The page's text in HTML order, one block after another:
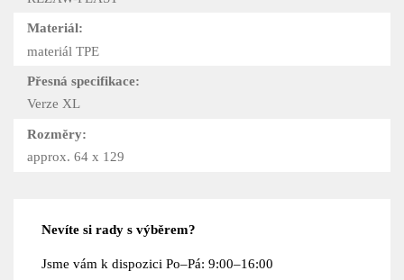
Materiál:
materiál TPE
Přesná specifikace:
Verze XL
Rozměry:
approx. 64 x 129
Nevíte si rady s výběrem?
Jsme vám k dispozici Po–Pá: 9:00–16:00